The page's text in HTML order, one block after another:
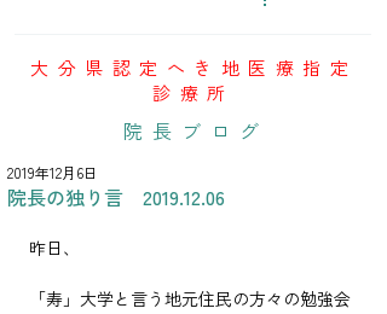
大分県認定へき地医療指定
診療所
院長ブログ
院長の独り言 2019.12.06
2019年12月6日
昨日、
「寿」大学と言う地元住民の方々の勉強会